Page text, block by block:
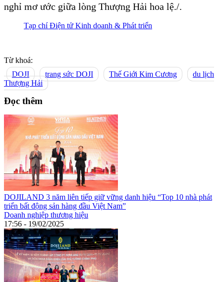
nghỉ mơ ước giữa lòng Thượng Hải hoa lệ./.
Tạp chí Điện tử Kinh doanh & Phát triển
Từ khoá:
DOJI
trang sức DOJI Thế Giới Kim Cương
du lịch
Thượng Hải
Đọc thêm
DOJILAND 3 năm liên tiếp giữ vững danh hiệu “Top 10 nhà phát
triển bất động sản hàng đầu Việt Nam”
Doanh nghiệp thương hiệu
17:56 - 19/02/2025